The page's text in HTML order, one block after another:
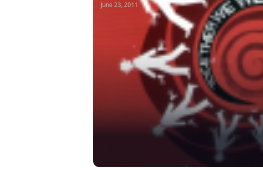
June 23, 2011